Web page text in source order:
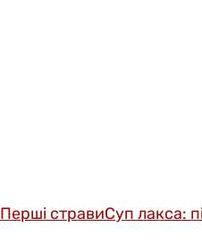
Перші стравиСуп лакса: